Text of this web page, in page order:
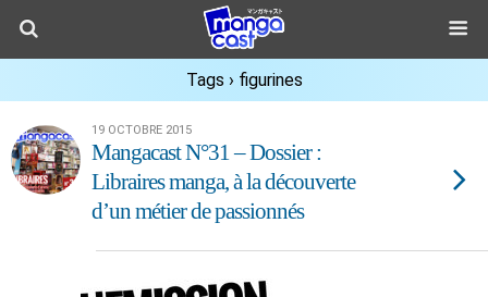
Tags › figurines
19 OCTOBRE 2015
Mangacast N°31 – Dossier :
Libraires manga, à la découverte
d’un métier de passionnés